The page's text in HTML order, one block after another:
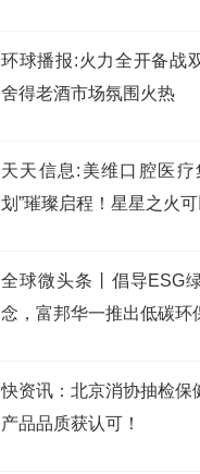
环球播报:火力全开备战
舍得老酒市场氛围火热
天天信息:美维口腔医疗
划”璀璨启程！星星之火可
全球微头条丨倡导ESG
念，富邦华一推出低碳环
快资讯：北京消协抽检保
产品品质获认可！